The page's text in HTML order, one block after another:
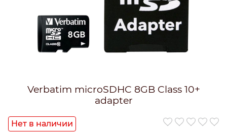
Verbatim microSDHC 8GB Class 10+
adapter
Нет в наличии